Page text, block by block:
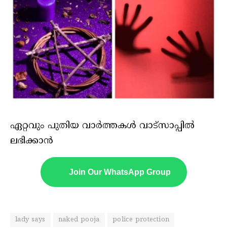
ഏറ്റവും പുതിയ വാർത്തകൾ വാട്സാപ്പിൽ
ലഭിക്കാൻ
Join Our WhatsApp Group
lady says naked pooja
police protection